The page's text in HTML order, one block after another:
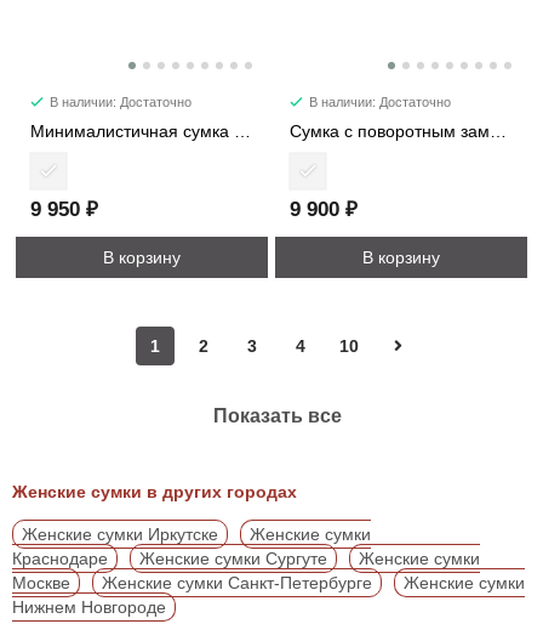
В наличии: Достаточно
Минималистичная сумка из натуральной кожи 5138
9 950 ₽
В корзину
В наличии: Достаточно
Сумка с поворотным замком 8407
9 900 ₽
В корзину
1 2 3 4 10
Показать все
Женские сумки в других городах
Женские сумки Иркутске
Женские сумки
Краснодаре
Женские сумки Сургуте
Женские сумки
Москве
Женские сумки Санкт-Петербурге
Женские сумки
Нижнем Новгороде